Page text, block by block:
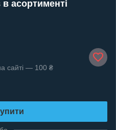
асортименті
сайті — 100 ₴